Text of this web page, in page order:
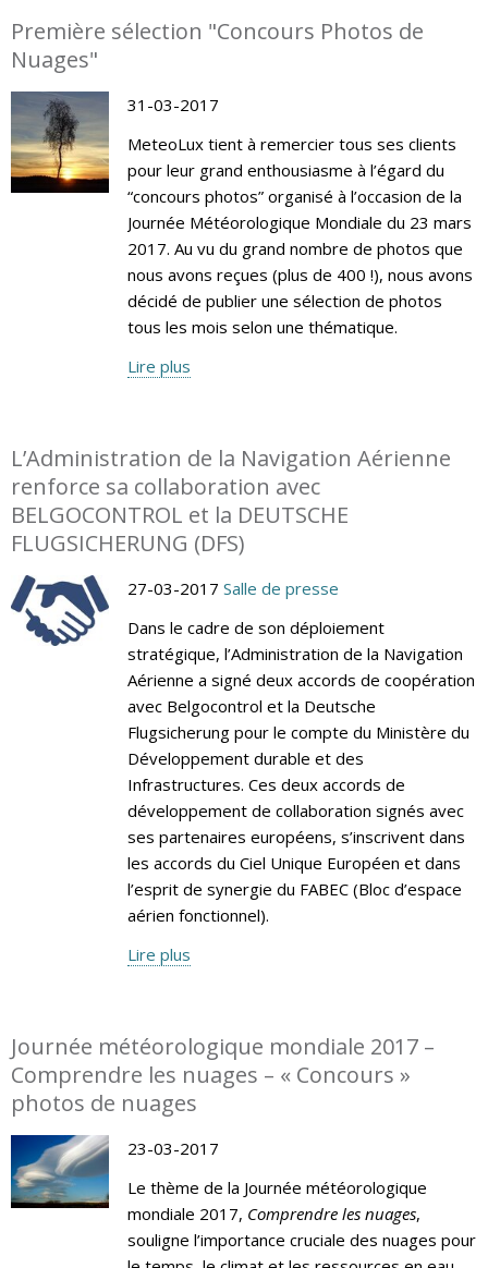
Première sélection "Concours Photos de
Nuages"
31-03-2017
MeteoLux tient à remercier tous ses clients
pour leur grand enthousiasme à l’égard du
“concours photos” organisé à l’occasion de la
Journée Météorologique Mondiale du 23 mars
2017. Au vu du grand nombre de photos que
nous avons reçues (plus de 400 !), nous avons
décidé de publier une sélection de photos
tous les mois selon une thématique.
Lire plus
L’Administration de la Navigation Aérienne
renforce sa collaboration avec
BELGOCONTROL et la DEUTSCHE
FLUGSICHERUNG (DFS)
27-03-2017 Salle de presse
Dans le cadre de son déploiement
stratégique, l’Administration de la Navigation
Aérienne a signé deux accords de coopération
avec Belgocontrol et la Deutsche
Flugsicherung pour le compte du Ministère du
Développement durable et des
Infrastructures. Ces deux accords de
développement de collaboration signés avec
ses partenaires européens, s’inscrivent dans
les accords du Ciel Unique Européen et dans
l’esprit de synergie du FABEC (Bloc d’espace
aérien fonctionnel).
Lire plus
Journée météorologique mondiale 2017 –
Comprendre les nuages – « Concours »
photos de nuages
23-03-2017
Le thème de la Journée météorologique
mondiale 2017, Comprendre les nuages,
souligne l’importance cruciale des nuages pour